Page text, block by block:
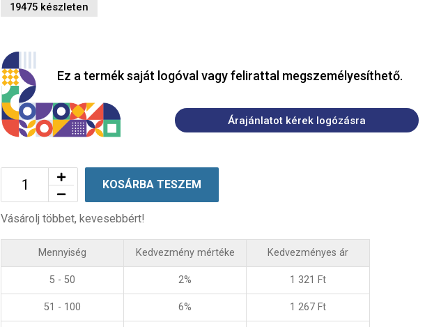
19475 készleten
Ez a termék saját logóval vagy felirattal megszemélyesíthető.
Árajánlatot kérek logózásra
KOSÁRBA TESZEM
Vásárolj többet, kevesebbért!
Mennyiség Kedvezmény mértéke Kedvezményes ár
5 - 50 2% 1 321 Ft
51 - 100 6% 1 267 Ft